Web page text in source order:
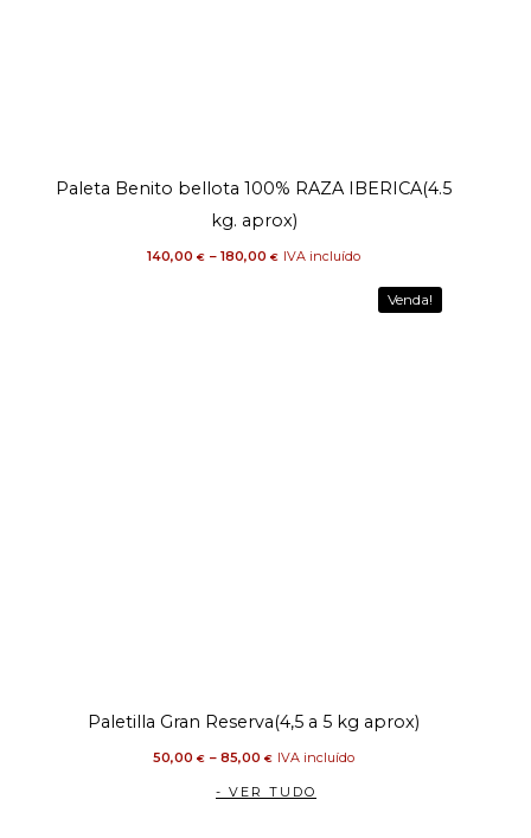
Paleta Benito bellota 100% RAZA IBERICA(4.5
kg. aprox)
140,00 € – 180,00 €
range:
140,00 €
through
180,00 €
IVA incluído
Venda!
Paletilla Gran Reserva(4,5 a 5 kg aprox)
50,00 € – 85,00 €
range:
50,00 €
85,00 €
IVA incluído
- VER TUDO